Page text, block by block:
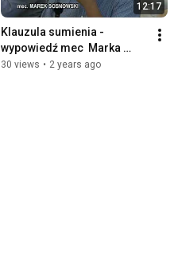
12:17
Klauzula sumienia -
wypowiedź mec  Marka
Sosnowskiego
30 views • 2 years ago